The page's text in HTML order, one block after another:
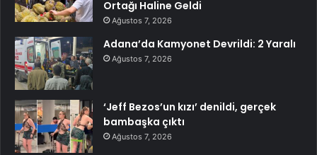
Ortağı Haline Geldi
Ağustos 7, 2026
Adana’da Kamyonet Devrildi: 2 Yaralı
Ağustos 7, 2026
‘Jeff Bezos’un kızı’ denildi, gerçek
bambaşka çıktı
Ağustos 7, 2026